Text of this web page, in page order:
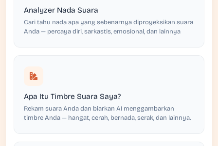
Analyzer Nada Suara
Cari tahu nada apa yang sebenarnya diproyeksikan suara
Anda — percaya diri, sarkastis, emosional, dan lainnya
Apa Itu Timbre Suara Saya?
Rekam suara Anda dan biarkan AI menggambarkan
timbre Anda — hangat, cerah, bernada, serak, dan lainnya.